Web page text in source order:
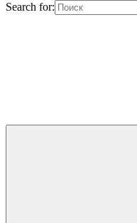
Search for: